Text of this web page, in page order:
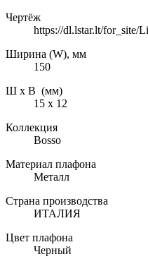
Чертёж
https://dl.lstar.lt/for_site/
Ширина (W), мм
150
Ш х В (мм)
15 х 12
Коллекция
Bosso
Материал плафона
Металл
Страна производства
ИТАЛИЯ
Цвет плафона
Черный